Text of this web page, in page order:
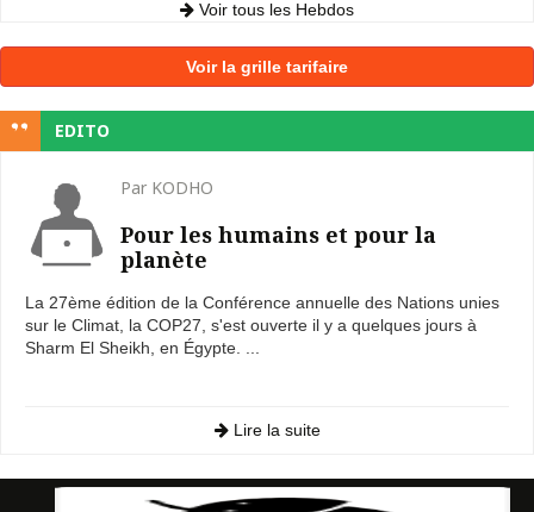
Voir tous les Hebdos
Voir la grille tarifaire
EDITO
Par KODHO
Pour les humains et pour la
planète
La 27ème édition de la Conférence annuelle des Nations unies
sur le Climat, la COP27, s'est ouverte il y a quelques jours à
Sharm El Sheikh, en Égypte. ...
Lire la suite